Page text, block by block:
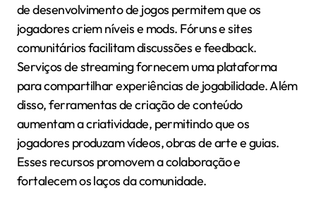
de desenvolvimento de jogos permitem que os
jogadores criem níveis e mods. Fóruns e sites
comunitários facilitam discussões e feedback.
Serviços de streaming fornecem uma plataforma
para compartilhar experiências de jogabilidade. Além
disso, ferramentas de criação de conteúdo
aumentam a criatividade, permitindo que os
jogadores produzam vídeos, obras de arte e guias.
Esses recursos promovem a colaboração e
fortalecem os laços da comunidade.